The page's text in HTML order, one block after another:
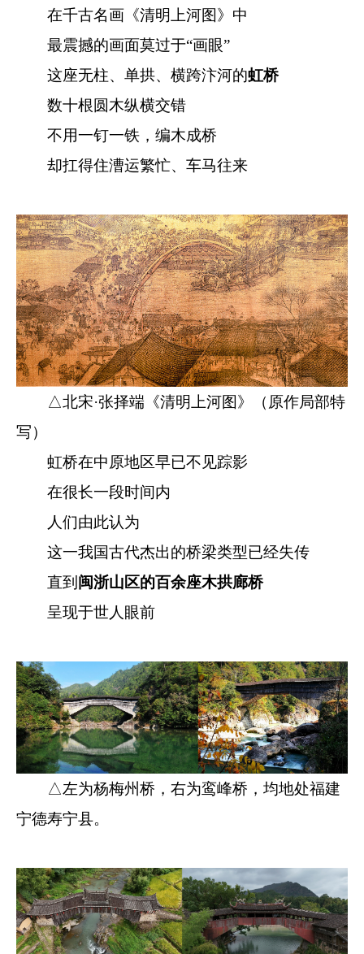
在千古名画《清明上河图》中
最震撼的画面莫过于“画眼”
这座无柱、单拱、横跨汴河的虹桥
数十根圆木纵横交错
不用一钉一铁，编木成桥
却扛得住漕运繁忙、车马往来
△北宋·张择端《清明上河图》（原作局部特
写）
虹桥在中原地区早已不见踪影
在很长一段时间内
人们由此认为
这一我国古代杰出的桥梁类型已经失传
直到 闽浙山区的百余座木拱廊桥
呈现于世人眼前
△左为杨梅州桥，右为鸾峰桥，均地处福建
宁德寿宁县。